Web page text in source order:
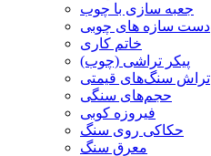
جعبه سازی با چوب
دست سازه های چوبی
خاتم کاری
پیکر تراشی (چوب)
تراش سنگ‌های قیمتی
حجم‌های سنگی
فیروزه کوبی
حکاکی روی سنگ
معرق سنگ